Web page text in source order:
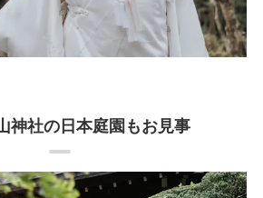
神社の日本庭園もお見事